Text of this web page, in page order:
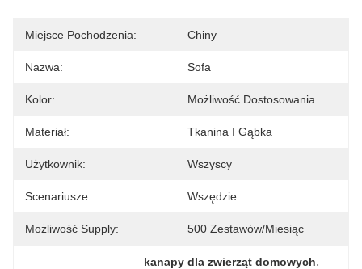
Miejsce Pochodzenia: Chiny
Nazwa: Sofa
Kolor: Możliwość Dostosowania
Materiał: Tkanina I Gąbka
Użytkownik: Wszyscy
Scenariusze: Wszędzie
Możliwość Supply: 500 Zestawów/miesiąc
kanapy dla zwierząt domowych,